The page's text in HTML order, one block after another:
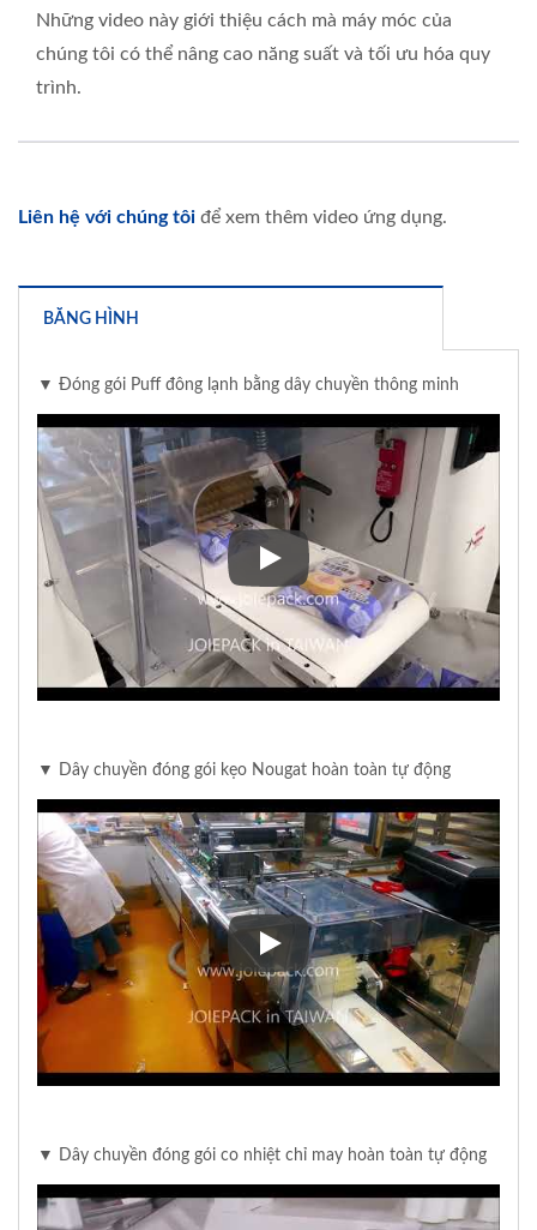
Những video này giới thiệu cách mà máy móc của
chúng tôi có thể nâng cao năng suất và tối ưu hóa quy
trình.
Liên hệ với chúng tôi để xem thêm video ứng dụng.
BĂNG HÌNH
▼ Đóng gói Puff đông lạnh bằng dây chuyền thông minh
▼ Đóng gói Puff đông lạnh
▼ Dây chuyền đóng gói kẹo Nougat hoàn toàn tự động
▼ Dây chuyền đóng gói kẹo
▼ Dây chuyền đóng gói co nhiệt chỉ may hoàn toàn tự động